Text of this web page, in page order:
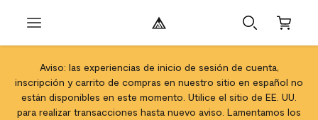
Aviso: las experiencias de inicio de sesión de cuenta,
inscripción y carrito de compras en nuestro sitio en español no
están disponibles en este momento. Utilice el sitio de EE. UU.
para realizar transacciones hasta nuevo aviso. Lamentamos los